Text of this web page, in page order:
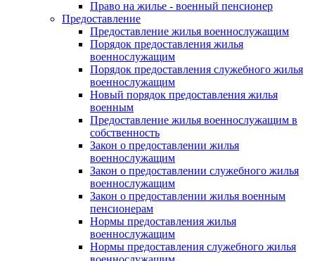
Право на жилье - военный пенсионер
Предоставление
Предоставление жилья военнослужащим
Порядок предоставления жилья
военнослужащим
Порядок предоставления служебного жилья
военнослужащим
Новый порядок предоставления жилья
военным
Предоставление жилья военнослужащим в
собственность
Закон о предоставлении жилья
военнослужащим
Закон о предоставлении служебного жилья
военнослужащим
Закон о предоставлении жилья военным
пенсионерам
Нормы предоставления жилья
военнослужащим
Нормы предоставления служебного жилья